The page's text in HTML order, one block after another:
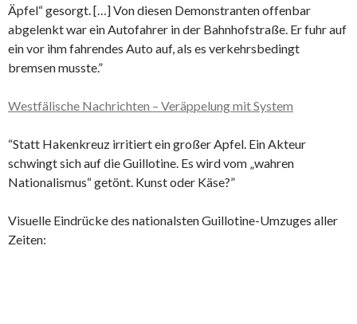
Äpfel“ gesorgt. […] Von diesen Demonstranten offenbar
abgelenkt war ein Autofahrer in der Bahnhofstraße. Er fuhr auf
ein vor ihm fahrendes Auto auf, als es verkehrsbedingt
bremsen musste.”
Westfälische Nachrichten – Veräppelung mit System
“Statt Hakenkreuz irritiert ein großer Apfel. Ein Akteur
schwingt sich auf die Guillotine. Es wird vom „wahren
Nationalismus“ getönt. Kunst oder Käse?”
Visuelle Eindrücke des nationalsten Guillotine-Umzuges aller
Zeiten: